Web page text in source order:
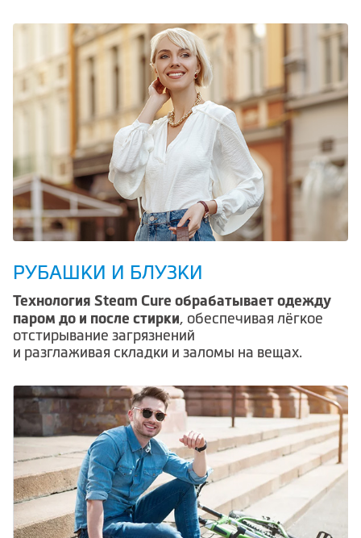
РУБАШКИ И БЛУЗКИ
Технология Steam Cure обрабатывает одежду
паром до и после стирки, обеспечивая лёгкое
отстирывание загрязнений
и разглаживая складки и заломы на вещах.